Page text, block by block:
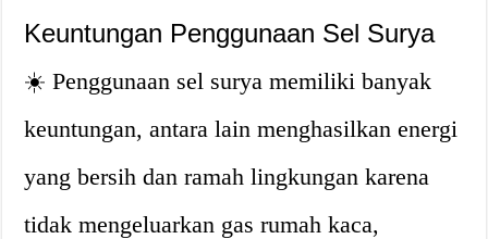
Keuntungan Penggunaan Sel Surya
☀️ Penggunaan sel surya memiliki banyak
keuntungan, antara lain menghasilkan energi
yang bersih dan ramah lingkungan karena
tidak mengeluarkan gas rumah kaca,